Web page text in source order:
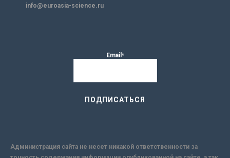
info@euroasia-science.ru
Email*
Администрация сайта не несет никакой ответственности за